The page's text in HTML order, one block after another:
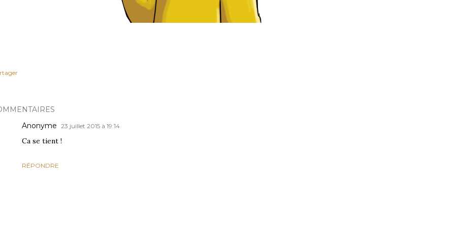
Anonyme 23 juillet 2015 à 19:14
Ca se tient !
RÉPONDRE